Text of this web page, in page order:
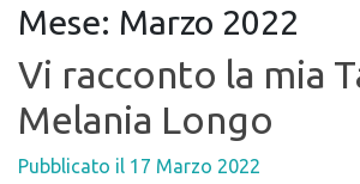
Mese: Marzo 2022
Vi racconto la mia
Melania Longo
Pubblicato il 17 Marzo 2022